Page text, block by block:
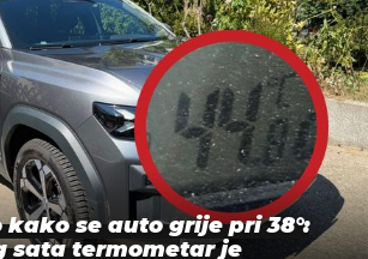
se auto grije pri 38°:
sata termometar je